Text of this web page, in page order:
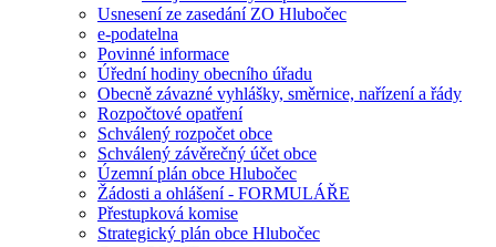
Usnesení ze zasedání ZO Hlubočec
e-podatelna
Povinné informace
Úřední hodiny obecního úřadu
Obecně závazné vyhlášky, směrnice, nařízení a řády
Rozpočtové opatření
Schválený rozpočet obce
Schválený závěrečný účet obce
Územní plán obce Hlubočec
Žádosti a ohlášení - FORMULÁŘE
Přestupková komise
Strategický plán obce Hlubočec